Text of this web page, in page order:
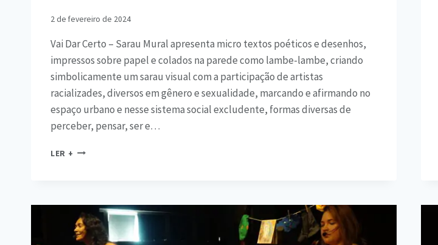
2 de fevereiro de 2024
Vai Dar Certo – Sarau Mural apresenta micro textos poéticos e desenhos,
impressos sobre papel e colados na parede como lambe-lambe, criando
simbolicamente um sarau visual com a participação de artistas
racializades, diversos em gênero e sexualidade, marcando e afirmando no
espaço urbano e nesse sistema social excludente, formas diversas de
perceber, pensar, ser e…
LER +